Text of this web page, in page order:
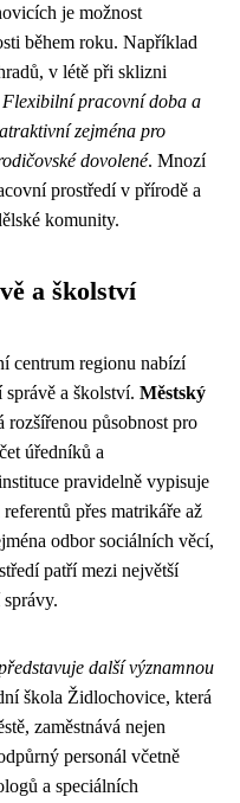
je možnost
během roku. Například
v létě při sklizni
Flexibilní pracovní doba a
zejména pro
dovolené. Mnozí
prostředí v přírodě a
komunity.
a školství
centrum regionu nabízí
a školství. Městský
rozšířenou působnost pro
úředníků a
pravidelně vypisuje
přes matrikáře až
odbor sociálních věcí,
patří mezi největší
další významnou
škola Židlochovice, která
zaměstnává nejen
personál včetně
a speciálních